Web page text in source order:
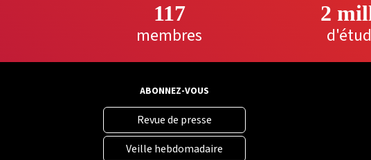
117
membres
2
ABONNEZ-VOUS
Revue de presse
Veille hebdomadaire